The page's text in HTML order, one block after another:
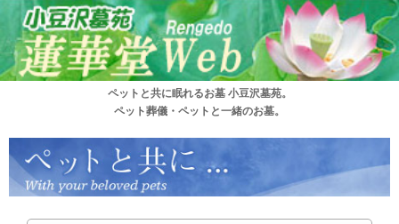
ペットと共に眠れるお墓 小豆沢墓苑。
ペット葬儀・ペットと一緒のお墓。